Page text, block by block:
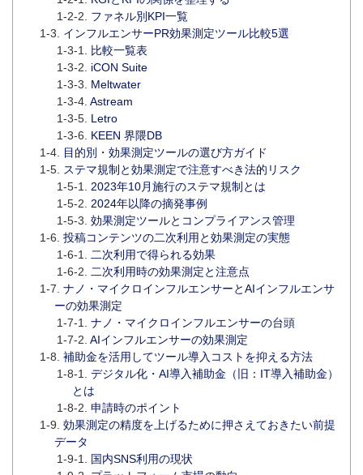
ファネル別KPI一覧
インフルエンサーPR効果測定ツール比較5選
比較一覧表
iCON Suite
Meltwater
Astream
Letro
KEEN 界隈DB
目的別・効果測定ツールの選び方ガイド
ステマ規制と効果測定で注意すべき法的リスク
2023年10月施行のステマ規制とは
2024年以降の摘発事例
効果測定ツールとコンプライアンス管理
投稿コンテンツの二次利用と効果測定の実態
二次利用で得られる効果
二次利用時の効果測定と注意点
ナノ・マイクロインフルエンサーとAIインフルエンサ
ーの効果測定
ナノ・マイクロインフルエンサーの台頭
AIインフルエンサーの効果測定
補助金を活用してツール導入コストを抑える方法
デジタル化・AI導入補助金（旧：IT導入補助金）
とは
申請時のポイント
効果測定の精度を上げるために押さえておきたい前提
データ
国内SNS利用の現状